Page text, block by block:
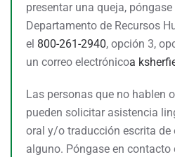
presentar una queja,
Departamento de Recursos
el 800-261-2940, opción 3,
un correo electrónicoa
Las personas que no hablen
pueden solicitar asistencia
oral y/o traducción escrita de
alguno. Póngase en contacto